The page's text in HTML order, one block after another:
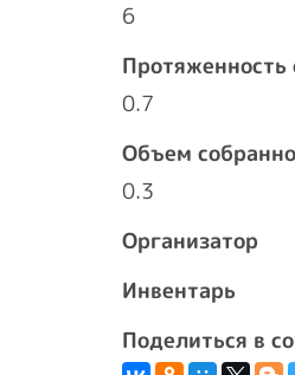
6
0.7
Объем
0.3
Организатор
Инвентарь
Поделиться в